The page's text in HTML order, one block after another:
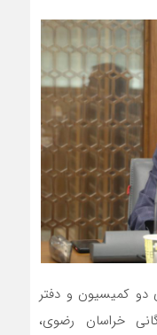
دو کمیسیون و دفتر
خراسان رضوی،